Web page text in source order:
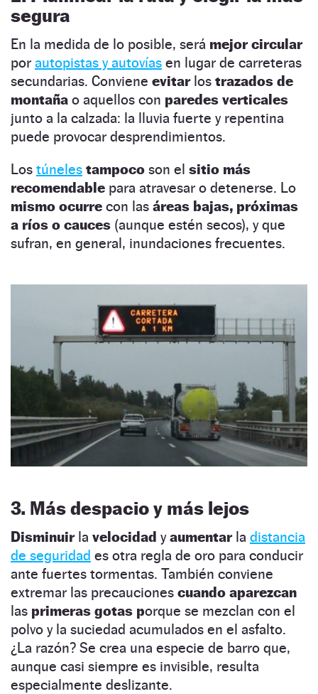
segura
En la medida de lo posible, será mejor circular
por autopistas y autovías en lugar de carreteras
secundarias. Conviene evitar los trazados de
montaña o aquellos con paredes verticales
junto a la calzada: la lluvia fuerte y repentina
puede provocar desprendimientos.
Los túneles tampoco son el sitio más
recomendable para atravesar o detenerse. Lo
mismo ocurre con las áreas bajas, próximas
a ríos o cauces (aunque estén secos), y que
sufran, en general, inundaciones frecuentes.
3. Más despacio y más lejos
Disminuir la velocidad yaumentar la distancia
de seguridad es otra regla de oro para conducir
ante fuertes tormentas. También conviene
extremar las precauciones cuando aparezcan
las primeras gotas porque se mezclan con el
polvo y la suciedad acumulados en el asfalto.
¿La razón? Se crea una especie de barro que,
aunque casi siempre es invisible, resulta
especialmente deslizante.